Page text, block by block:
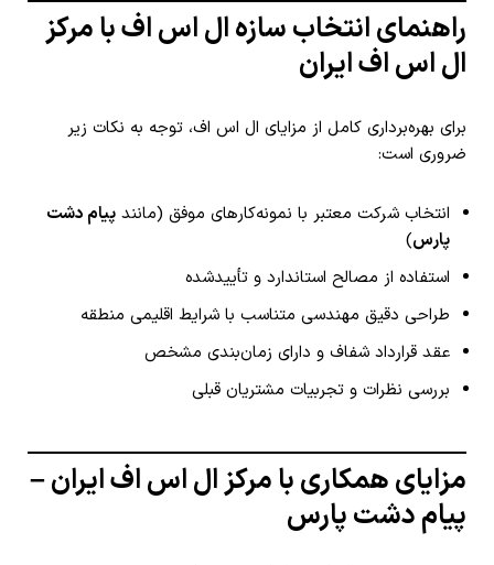
راهنمای انتخاب سازه ال اس اف با مرکز
ال اس اف ایران
برای بهره‌برداری کامل از مزایای ال اس اف، توجه به نکات زیر
ضروری است:
انتخاب شرکت معتبر با نمونه‌کارهای موفق (مانند پیام دشت
پارس)
استفاده از مصالح استاندارد و تأییدشده
طراحی دقیق مهندسی متناسب با شرایط اقلیمی منطقه
عقد قرارداد شفاف و دارای زمان‌بندی مشخص
بررسی نظرات و تجربیات مشتریان قبلی
مزایای همکاری با مرکز ال اس اف ایران –
پیام دشت پارس